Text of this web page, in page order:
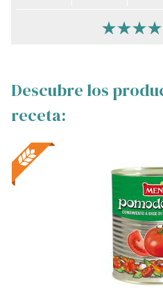
Descubre los
receta: